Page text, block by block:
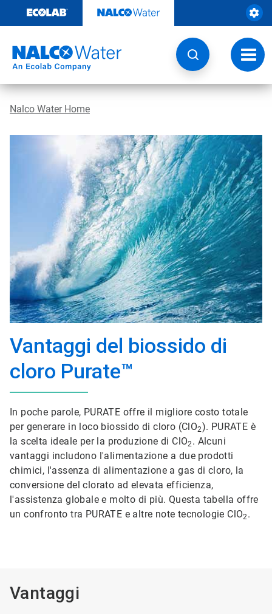
contenuto
Nalco Water Home
Vantaggi del biossido di
cloro Purate™
In poche parole, PURATE offre il migliore costo totale
per generare in loco biossido di cloro (ClO2). PURATE è
la scelta ideale per la produzione di ClO2. Alcuni
vantaggi includono l'alimentazione a due prodotti
chimici, l'assenza di alimentazione a gas di cloro, la
conversione del clorato ad elevata efficienza,
l'assistenza globale e molto di più. Questa tabella offre
un confronto tra PURATE e altre note tecnologie ClO2.
Vantaggi